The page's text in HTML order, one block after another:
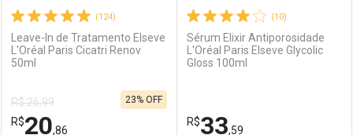
(124)
Leave-In de Tratamento Elseve
L'Oréal Paris Cicatri Renov
50ml
R$ 26,99
R$20,86
23% OFF
(10)
Sérum Elixir Antiporosidade
L'Oréal Paris Elseve Glycolic
Gloss 100ml
R$33,59